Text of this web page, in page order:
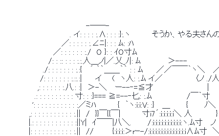
-──-
. イ: : : : :.∧: : : :}:.ヽ　　　　そうか、やる夫さんのと
／: : : : : :.∠ﾆ|: : : ﾑ: :ﾊ
／: : : : : : :./　O }: : ｲO寸ﾑ
/: : :: : : : :.:.人＿ノ|／.乂_ﾉ|: ﾑ　　　　　＞---
./: : : : : : : :.:{　 ´ ｀｀＿＿｀｀ : : ﾑ　　 ／／￣￣｀ヽ＼　 ／
/: : : : : : : :.::.:| 　　イ　　(　ヽ人: :.ﾑ イ／　　　　　　〈ノ ./
,: : : : : : :.八.: :|　＞-＼　 ー--‐=≦才　　　　　　　　　　|　　
.: : : : : : : : : : 寸: : :}=== ≧=--‐匕: :.ﾑ　　　　　　 /￣｀寸　　
': : : : : : : : : : : :／ミﾊ　　　　{　｀ヽ:i:i:V: :}　 ＿　　　{　　　ﾉ＼　
,: : : : : : : : : : : :.||　/　}}￣{{￣|　　　　寸i7´:i:i:i:i:i＼ 人　　　　 }　　
|.: : : : : : : : : : : :||Y|　ｲ￣￣|八＼.　　　/:i:i:i:i:i:i:i:i:i:i:ヽ.ﾑ寸　 ノ　
|: : : : : : : : : : : :.||　//　　　 {:i:i:i:＞rｰ-/:i:i:i:i:i:i:i:i:i:i:i:i:i∧ﾑ寸　＼